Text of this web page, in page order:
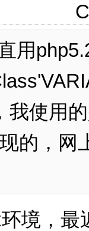
用
我使用
的，网
境，